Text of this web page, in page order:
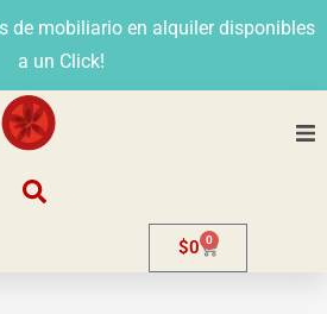
de mobiliario en alquiler disponibles
a un Click!
$0 0